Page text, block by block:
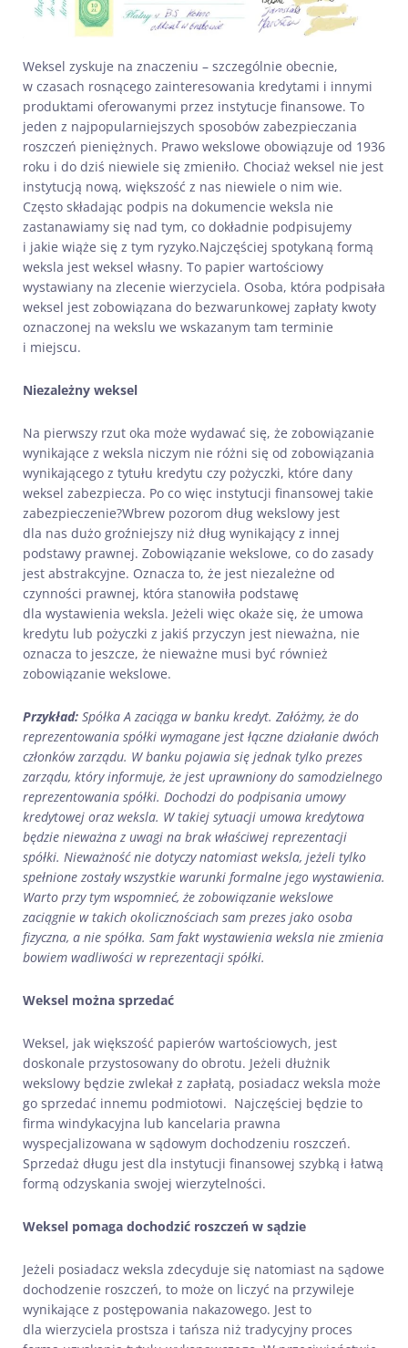
Weksel zyskuje na znaczeniu – szczególnie obecnie,
w czasach rosnącego zainteresowania kredytami i innymi
produktami oferowanymi przez instytucje finansowe. To
jeden z najpopularniejszych sposobów zabezpieczania
roszczeń pieniężnych. Prawo wekslowe obowiązuje od 1936
roku i do dziś niewiele się zmieniło. Chociaż weksel nie jest
instytucją nową, większość z nas niewiele o nim wie.
Często składając podpis na dokumencie weksla nie
zastanawiamy się nad tym, co dokładnie podpisujemy
i jakie wiąże się z tym ryzyko.Najczęściej spotykaną formą
weksla jest weksel własny. To papier wartościowy
wystawiany na zlecenie wierzyciela. Osoba, która podpisała
weksel jest zobowiązana do bezwarunkowej zapłaty kwoty
oznaczonej na wekslu we wskazanym tam terminie
i miejscu.
Niezależny weksel
Na pierwszy rzut oka może wydawać się, że zobowiązanie
wynikające z weksla niczym nie różni się od zobowiązania
wynikającego z tytułu kredytu czy pożyczki, które dany
weksel zabezpiecza. Po co więc instytucji finansowej takie
zabezpieczenie?Wbrew pozorom dług wekslowy jest
dla nas dużo groźniejszy niż dług wynikający z innej
podstawy prawnej. Zobowiązanie wekslowe, co do zasady
jest abstrakcyjne. Oznacza to, że jest niezależne od
czynności prawnej, która stanowiła podstawę
dla wystawienia weksla. Jeżeli więc okaże się, że umowa
kredytu lub pożyczki z jakiś przyczyn jest nieważna, nie
oznacza to jeszcze, że nieważne musi być również
zobowiązanie wekslowe.
Przykład: Spółka A zaciąga w banku kredyt. Załóżmy, że do
reprezentowania spółki wymagane jest łączne działanie dwóch
członków zarządu. W banku pojawia się jednak tylko prezes
zarządu, który informuje, że jest uprawniony do samodzielnego
reprezentowania spółki. Dochodzi do podpisania umowy
kredytowej oraz weksla. W takiej sytuacji umowa kredytowa
będzie nieważna z uwagi na brak właściwej reprezentacji
spółki. Nieważność nie dotyczy natomiast weksla, jeżeli tylko
spełnione zostały wszystkie warunki formalne jego wystawienia.
Warto przy tym wspomnieć, że zobowiązanie wekslowe
zaciągnie w takich okolicznościach sam prezes jako osoba
fizyczna, a nie spółka. Sam fakt wystawienia weksla nie zmienia
bowiem wadliwości w reprezentacji spółki.
Weksel można sprzedać
Weksel, jak większość papierów wartościowych, jest
doskonale przystosowany do obrotu. Jeżeli dłużnik
wekslowy będzie zwlekał z zapłatą, posiadacz weksla może
go sprzedać innemu podmiotowi. Najczęściej będzie to
firma windykacyjna lub kancelaria prawna
wyspecjalizowana w sądowym dochodzeniu roszczeń.
Sprzedaż długu jest dla instytucji finansowej szybką i łatwą
formą odzyskania swojej wierzytelności.
Weksel pomaga dochodzić roszczeń w sądzie
Jeżeli posiadacz weksla zdecyduje się natomiast na sądowe
dochodzenie roszczeń, to może on liczyć na przywileje
wynikające z postępowania nakazowego. Jest to
dla wierzyciela prostsza i tańsza niż tradycyjny proces